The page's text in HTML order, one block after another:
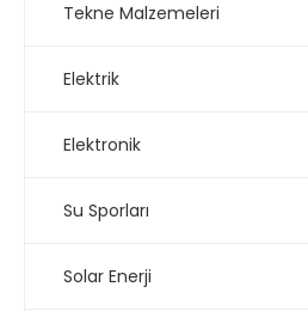
Tekne Malzemeleri
Elektrik
Elektronik
Su Sporları
Solar Enerji